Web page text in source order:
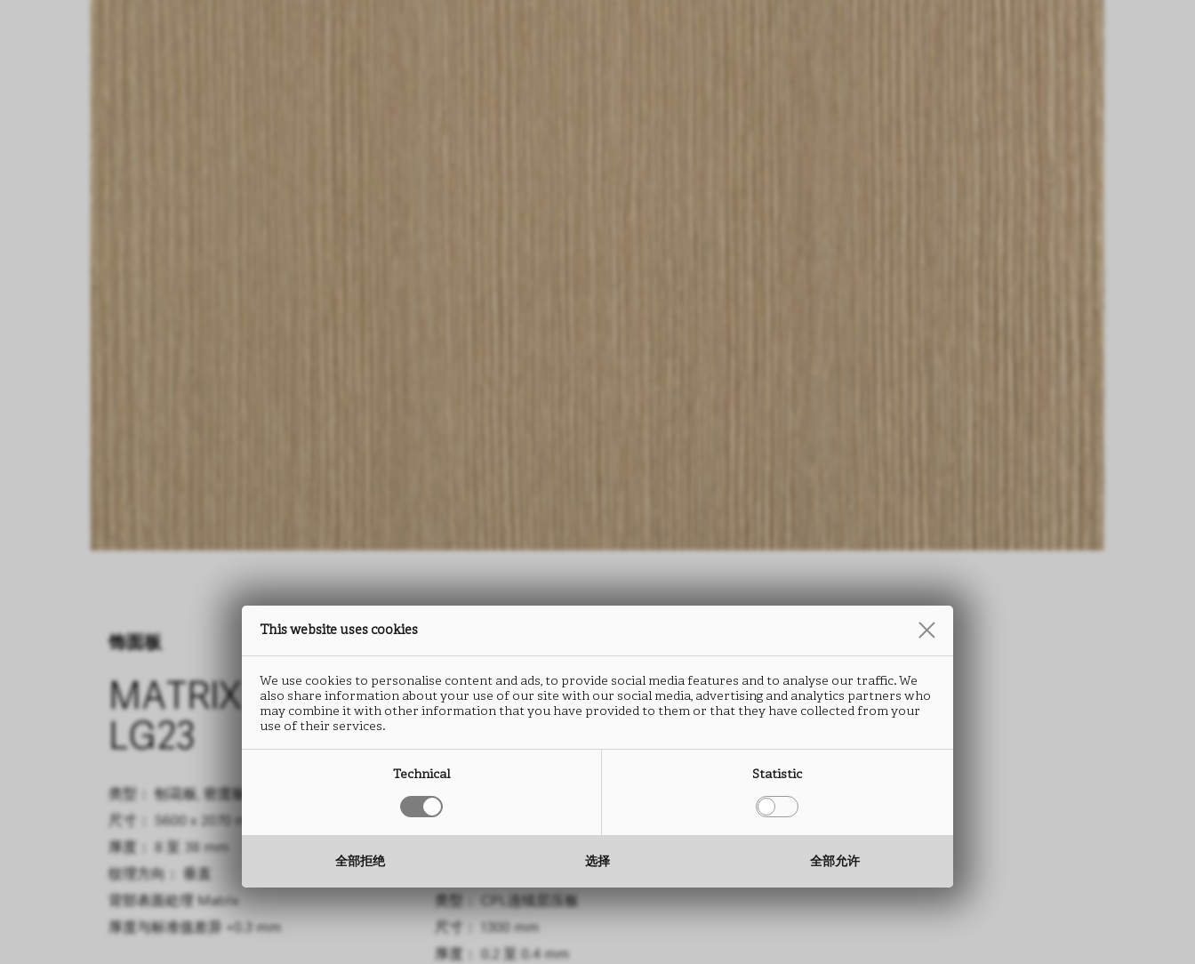
饰面板
MATRIX
LG23
类型： 刨花板, 密度板
尺寸： 5600 x 2070 mm
厚度： 8 至 38 mm
纹理方向： 垂直
背部表面处理 Matrix
厚度与标准值差异
+0.3 mm
MATRIX
LG23
类型： HPL防火板
尺寸： 3050 x 1300 mm
类型： CPL连续层压板
尺寸： 1300 mm
厚度： 0.2 至 0.4 mm
MATRIX
LG23
类型： ABS封边条
高度： 15 至 330 mm
This website uses cookies
We use cookies to personalise content and ads, to provide social media features and to analyse our traffic. We
also share information about your use of our site with our social media, advertising and analytics partners who
may combine it with other information that you have provided to them or that they have collected from your
use of their services.
Technical Statistic
全部拒绝 选择 全部允许